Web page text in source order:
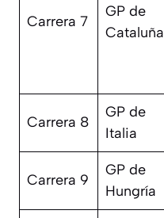
Carrera 7
GP de
Cataluña
Carrera 8
GP de
Italia
Carrera 9
GP de
Hungría